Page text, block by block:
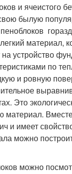
и ячеистого
былую
материал,
устройство
по
и ровную
Это
материал.
и имеет
можно
можно